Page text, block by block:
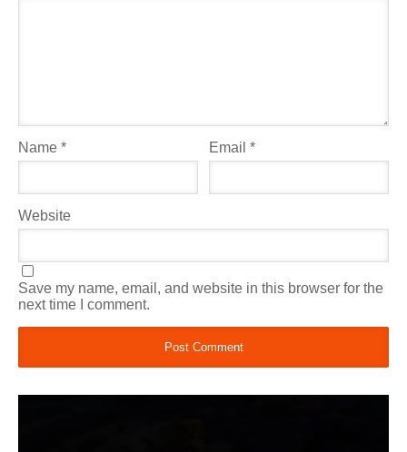
Name * Email*
Website
Save my name, email, and website in this browser for the
next time I comment.